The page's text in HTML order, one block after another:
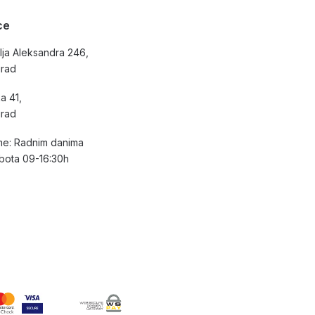
Aleksandra 246,
41,
Radnim danima
09-16:30h